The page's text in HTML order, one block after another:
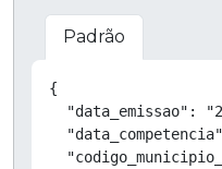
Padrão
{
"data_emissao":